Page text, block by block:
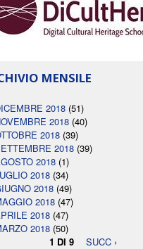
MENSILE
2018 (51)
2018 (40)
2018 (39)
2018 (39)
2018 (1)
2018 (34)
2018 (49)
2018 (47)
2018 (47)
2018 (50)
1 DI 9
SUCC ›